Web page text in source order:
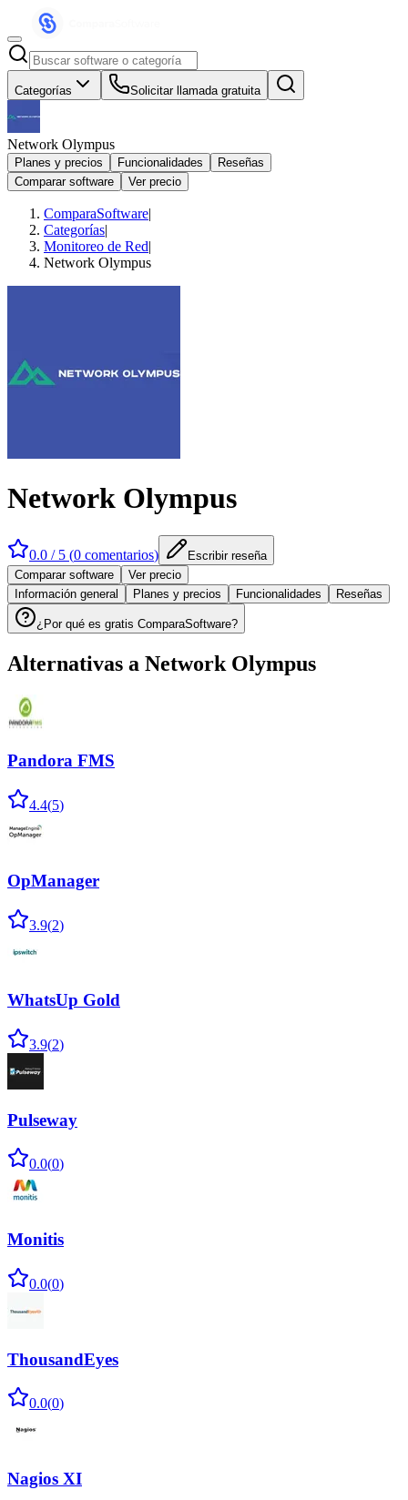
Categorías Solicitar llamada gratuita
Network Olympus
Planes y precios Funcionalidades
Reseñas
Comparar software
Ver precio
ComparaSoftware|
Categorías|
Monitoreo de Red|
Network Olympus
Network Olympus
0.0 / 5 (0 comentarios)
Escribir reseña
Comparar software
Ver precio
Información general
Planes y precios Funcionalidades Reseñas
¿Por qué es gratis ComparaSoftware?
Alternativas a Network Olympus
Pandora FMS
4.4(5)
OpManager
3.9(2)
WhatsUp Gold
3.9(2)
Pulseway
0.0(0)
Monitis
0.0(0)
ThousandEyes
0.0(0)
Nagios XI